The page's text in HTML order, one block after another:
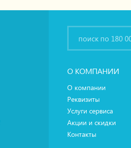
О КОМПАНИИ
О компании
Реквизиты
Услуги сервиса
Акции и скидки
Контакты